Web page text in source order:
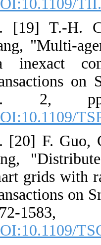
[DOI:10.1109/
19. [19] T.-
Wang, "Multi-
via inexact
Transactions
no. 2,
[DOI:10.1109/
20. [20] F.
Song,
smart grids
Transactions
1572-
[DOI:10.1109/